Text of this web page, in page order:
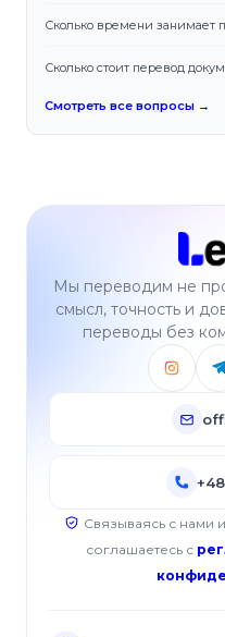
Сколько времени занимает
Сколько стоит перевод
Смотреть все вопросы →
Мы переводим не
смысл, точность и
переводы без
Связываясь с нами
соглашаетесь с